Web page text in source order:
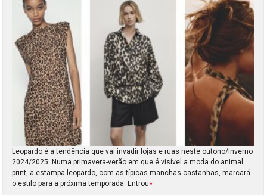
Leopardo é a tendência que vai invadir lojas e ruas neste outono/inverno
2024/2025. Numa primavera-verão em que é visível a moda do animal
print, a estampa leopardo, com as típicas manchas castanhas, marcará
o estilo para a próxima temporada. Entrou»